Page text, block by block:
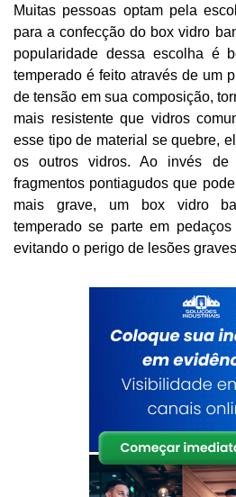
Muitas pessoas optam pela
para a confecção do box vidro
popularidade dessa escolha é
temperado é feito através de um
de tensão em sua composição,
mais resistente que vidros
esse tipo de material se quebre,
os outros vidros. Ao invés de
fragmentos pontiagudos que
mais grave, um box vidro
temperado se parte em
evitando o perigo de lesões